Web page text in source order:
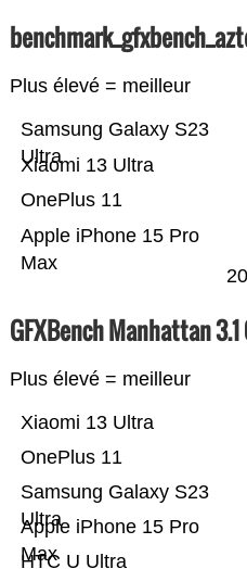
Plus élevé = meilleur
Apple iPhone 15 Pro
Max
OnePlus 11
Xiaomi 13 Ultra
Samsung Galaxy S23
Ultra
20
GFXBench Manhattan 3.1
Plus élevé = meilleur
HTC U Ultra
Apple iPhone 15 Pro
Max
Samsung Galaxy S23
Ultra
OnePlus 11
Xiaomi 13 Ultra